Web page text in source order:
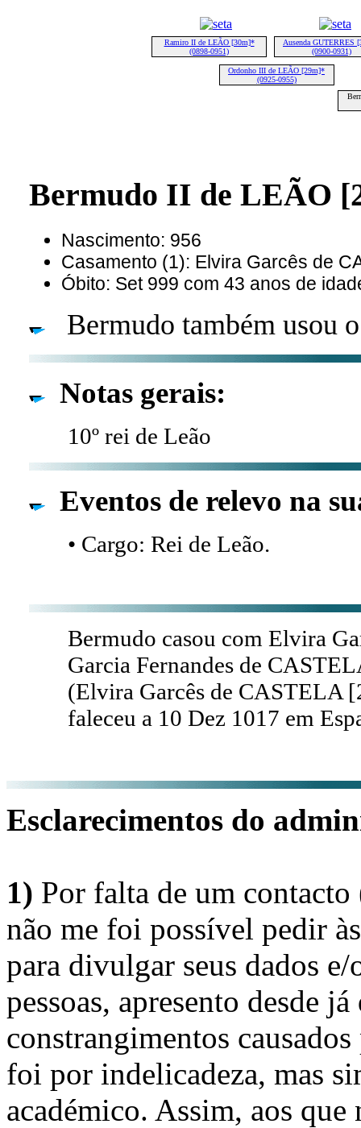
Ramiro II de LEÃO [30m]*
(0898-0951)
Ausenda GUTERRES
(0900-0931)
Ordonho III de LEÃO [29m]*
(0925-0955)
Bermudo II de LEÃO
Nascimento: 956
Casamento (1): Elvira Garcês de
Óbito: Set 999 com 43 anos de
Bermudo também usou o
Notas gerais:
10º rei de Leão
Eventos de relevo na
• Cargo: Rei de Leão.
Bermudo casou com Elvira
Garcia Fernandes de
(Elvira Garcês de CASTELA
faleceu a 10 Dez 1017 em
Esclarecimentos do
1) Por falta de um
não me foi possível pedir
para divulgar seus dados
pessoas, apresento desde
constrangimentos
foi por indelicadeza, mas
académico. Assim, aos